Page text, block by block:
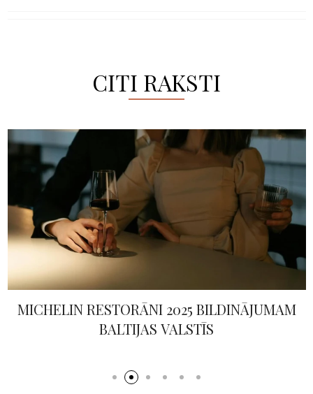
CITI RAKSTI
MICHELIN RESTORĀNI 2025 BILDINĀJUMAM
BALTIJAS VALSTĪS